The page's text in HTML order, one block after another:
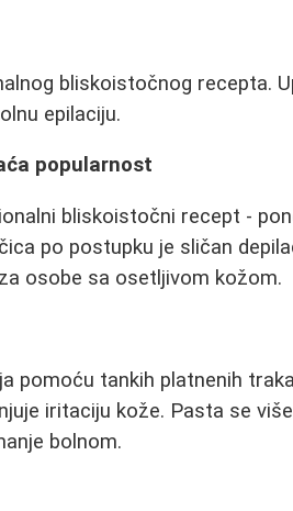
bliskoistočnog recepta.
epilaciju.
popularnost
bliskoistočni recept -
po postupku je sličan
osobe sa osetljivom kožom.
pomoću tankih platnenih
iritaciju kože. Pasta se
bolnom.